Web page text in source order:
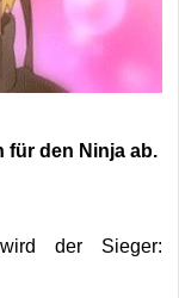
für den Ninja ab.
der Sieger: